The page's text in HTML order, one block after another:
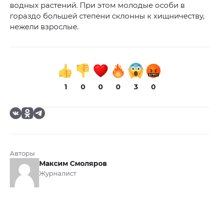
водных растений. При этом молодые особи в
гораздо большей степени склонны к хищничеству,
нежели взрослые.
1 0 0 0 3 0
Авторы
Максим Смоляров
Журналист